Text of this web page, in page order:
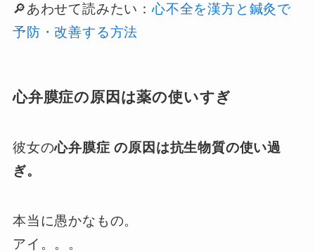
🔎あわせて読みたい：心不全を漢方と鍼灸で
予防・改善する方法
心弁膜症の原因は薬の使いすぎ
彼女の心弁膜症 の原因は抗生物質の使い過
ぎ。
本当に愚かなもの。
アイ。。。